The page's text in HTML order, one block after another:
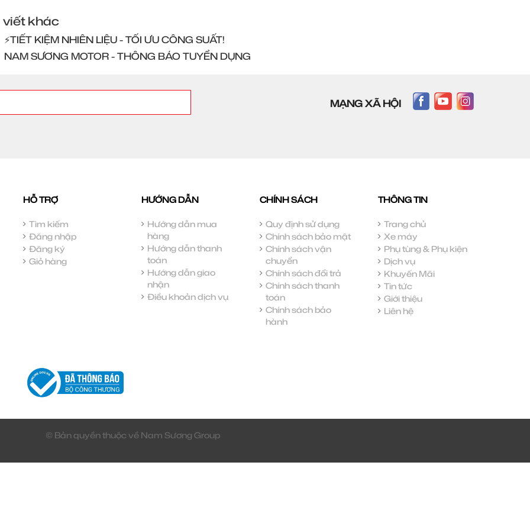
viết khác
⚡️TIẾT KIỆM NHIÊN LIỆU - TỐI ƯU CÔNG SUẤT!
NAM SƯƠNG MOTOR - THÔNG BÁO TUYỂN DỤNG
MẠNG XÃ HỘI
HỖ TRỢ
Tìm kiếm
Đăng nhập
Đăng ký
Giỏ hàng
HƯỚNG DẪN
Hướng dẫn mua
hàng
Hướng dẫn thanh
toán
Hướng dẫn giao
nhận
Điều khoản dịch vụ
CHÍNH SÁCH
Quy định sử dụng
Chính sách bảo mật
Chính sách vận
chuyển
Chính sách đổi trả
Chính sách thanh
toán
Chính sách bảo
hành
THÔNG TIN
Trang chủ
Xe máy
Phụ tùng & Phụ kiện
Dịch vụ
Khuyến Mãi
Tin tức
Giới thiệu
Liên hệ
© Bản quyền thuộc về Nam Sương Group